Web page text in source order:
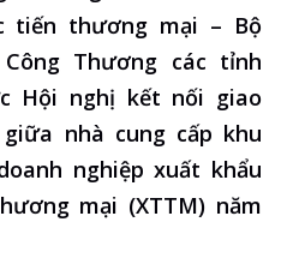
tiến thương mại – Bộ
Thương các tỉnh
Hội nghị kết nối giao
nhà cung cấp khu
nghiệp xuất khẩu
mại (XTTM) năm